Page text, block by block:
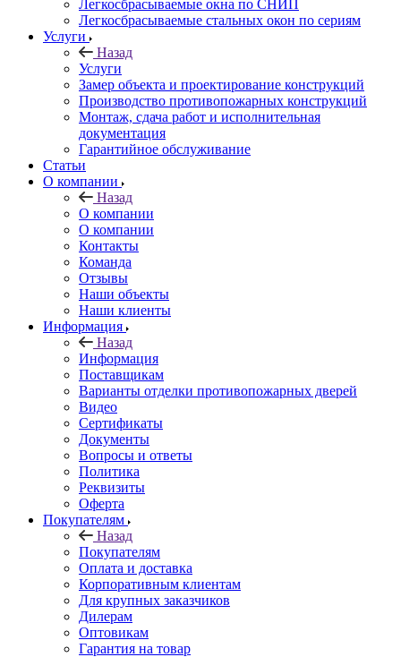
Легкосбрасываемые окна по СНИП
Легкосбрасываемые стальных окон по сериям
Услуги
Назад
Услуги
Замер объекта и проектирование конструкций
Производство противопожарных конструкций
Монтаж, сдача работ и исполнительная
документация
Гарантийное обслуживание
Статьи
О компании
Назад
О компании
О компании
Контакты
Команда
Отзывы
Наши объекты
Наши клиенты
Информация
Назад
Информация
Поставщикам
Варианты отделки противопожарных дверей
Видео
Сертификаты
Документы
Вопросы и ответы
Политика
Реквизиты
Оферта
Покупателям
Назад
Покупателям
Оплата и доставка
Корпоративным клиентам
Для крупных заказчиков
Дилерам
Оптовикам
Гарантия на товар